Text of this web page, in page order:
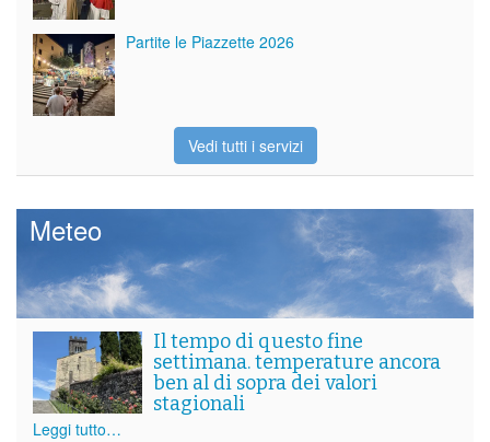
Partite le Piazzette 2026
Vedi tutti i servizi
Meteo
Il tempo di questo fine
settimana. temperature ancora
ben al di sopra dei valori
stagionali
Leggi tutto…